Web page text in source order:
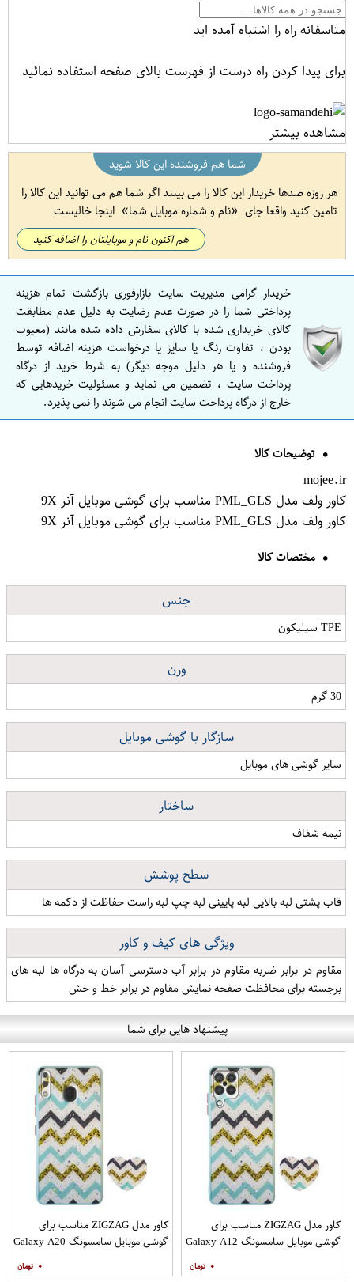
متاسفانه راه را اشتباه آمده اید
برای پیدا کردن راه درست از فهرست بالای صفحه استفاده نمائید
مشاهده بیشتر
شما هم فروشنده این کالا شوید
هر روزه صدها خریدار این کالا را می بینند اگر شما هم می توانید این کالا را
تامین کنید واقعا جای
نام و شماره موبایل شما اینجا خالیست
هم اکنون نام و موبایلتان را اضافه کنید
خریدار گرامی مدیریت سایت بازارفوری بازگشت تمام هزینه
پرداختی شما را در صورت عدم رضایت به دلیل عدم مطابقت
کالای خریداری شده با کالای سفارش داده شده مانند (معیوب
بودن ، تفاوت رنگ یا سایز یا درخواست هزینه اضافه توسط
فروشنده و یا هر دلیل موجه دیگر) به شرط خرید از درگاه
پرداخت سایت ، تضمین می نماید و مسئولیت خریدهایی که
خارج از درگاه پرداخت سایت انجام می شوند را نمی پذیرد.
توضیحات کالا
mojee.ir
کاور ولف مدل PML_GLS مناسب برای گوشی موبایل آنر 9X
کاور ولف مدل PML_GLS مناسب برای گوشی موبایل آنر 9X
مختصات کالا
جنس
TPE سیلیکون
وزن
30 گرم
سازگار با گوشی موبایل
سایر گوشی های موبایل
ساختار
نیمه شفاف
سطح پوشش
قاب پشتی لبه بالایی لبه پایینی لبه چپ لبه راست حفاظت از دکمه ها
ویژگی های کیف و کاور
مقاوم در برابر ضربه مقاوم در برابر آب دسترسی آسان به درگاه ها لبه های
برجسته برای محافظت صفحه نمایش مقاوم در برابر خط و خش
پیشنهاد هایی برای شما
کاور مدل ZIGZAG مناسب برای
گوشی موبایل سامسونگ Galaxy A12
۰
کاور مدل ZIGZAG مناسب برای
گوشی موبایل سامسونگ Galaxy A20
۰